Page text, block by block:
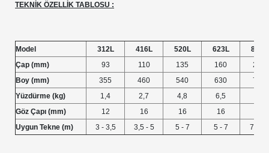
TEKNİK ÖZELLİK TABLOSU :
Model 312L 416L 520L 623L
827L
Çap (mm)
93 110 135 160
210
Boy (mm)
355 460 540 630
765
Yüzdürme (kg)
1,4 2,7 4,8 6,5
Göz Çapı (mm)
12 16 16 16
Uygun Tekne (m)
3 - 3,5 3,5 - 5 5 - 7 5 - 7 7 - 13